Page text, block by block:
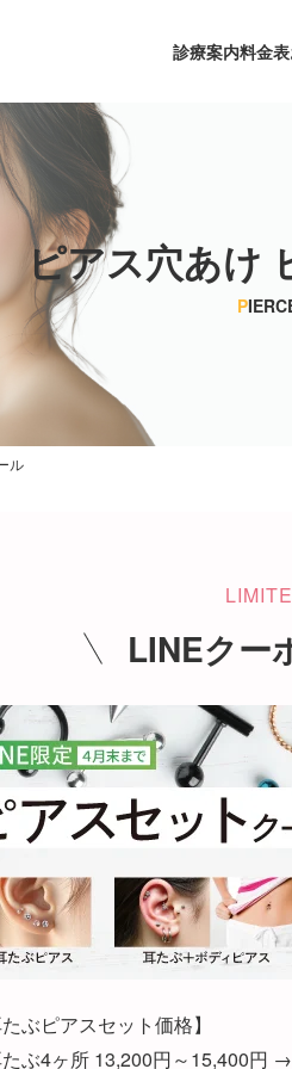
診療案内料金表
ピアス穴あけ
P
ル
LINEクー
ぶピアスセット価格】
ぶ4ヶ所 13,200円～15,400円 →